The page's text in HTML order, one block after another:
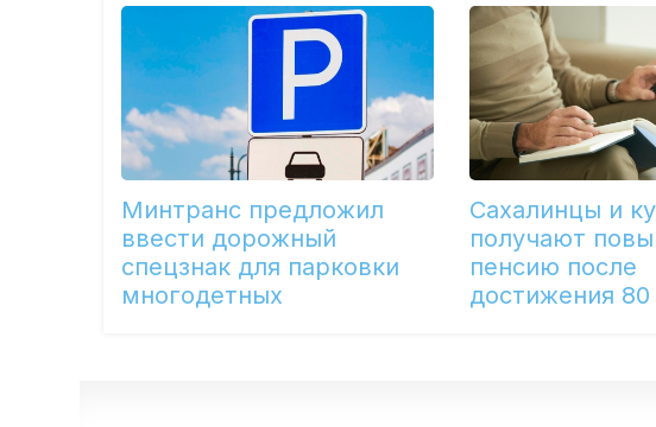
Минтранс предложил
ввести дорожный
спецзнак для парковки
многодетных
Сахалинцы и
получают
пенсию после
достижения 80